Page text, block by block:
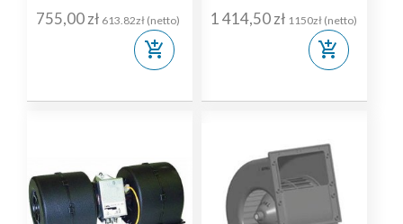
755,00 zł 613.82zł (netto)
add_shopping_cart
1 414,50 zł 1150zł (netto)
add_shopping_cart